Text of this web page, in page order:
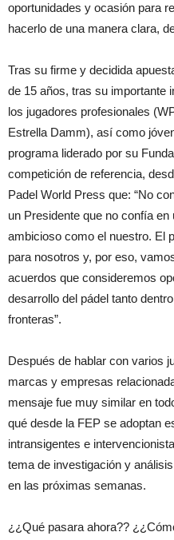
oportunidades y ocasión para
hacerlo de una manera clara,
Tras su firme y decidida
de 15 años, tras su importante
los jugadores profesionales
Estrella Damm), así como
programa liderado por su
competición de referencia,
Padel World Press que: “No
un Presidente que no confía
ambicioso como el nuestro. El
para nosotros y, por eso,
acuerdos que consideremos
desarrollo del pádel tanto
fronteras”.
Después de hablar con varios
marcas y empresas
mensaje fue muy similar en
qué desde la FEP se adoptan
intransigentes e
tema de investigación y
en las próximas semanas.
¿¿Qué pasara ahora??